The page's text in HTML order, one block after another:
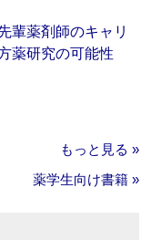
輩薬剤師のキャリ
薬研究の可能性
もっと見る »
薬学生向け書籍 »